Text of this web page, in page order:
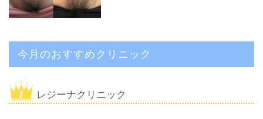
今月のおすすめクリニック
レジーナクリニック